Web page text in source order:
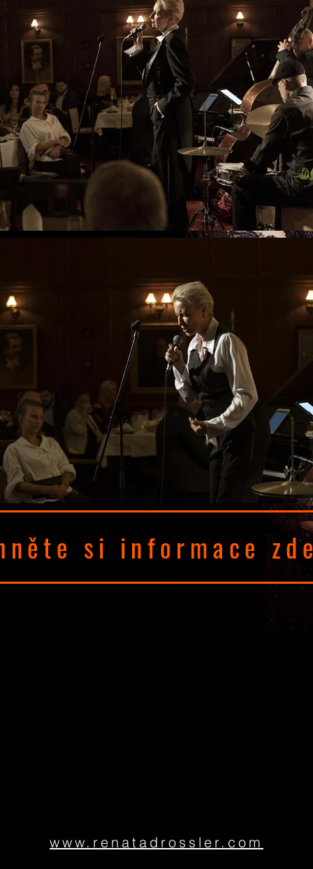
si informace
www.renatadrossler.com